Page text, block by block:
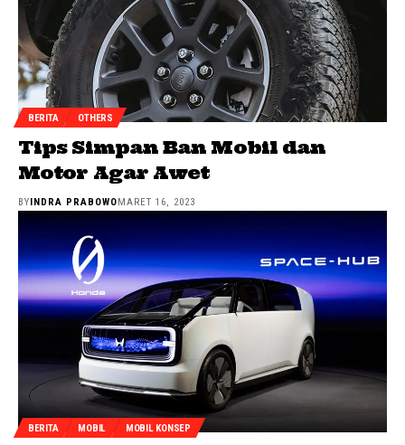
BERITA OTHERS
Tips Simpan Ban Mobil dan
Motor Agar Awet
BY INDRA PRABOWO MARET 16, 2023
BERITA MOBIL MOBIL KONSEP